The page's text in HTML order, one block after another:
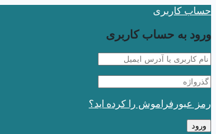
حساب کاربری
ورود به حساب کاربری
رمز عبورفراموش را کرده اید؟